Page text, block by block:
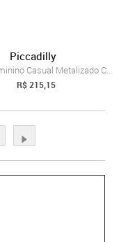
Piccadilly
Tenis Feminino Casual Metalizado Confort...
R$ 215,15